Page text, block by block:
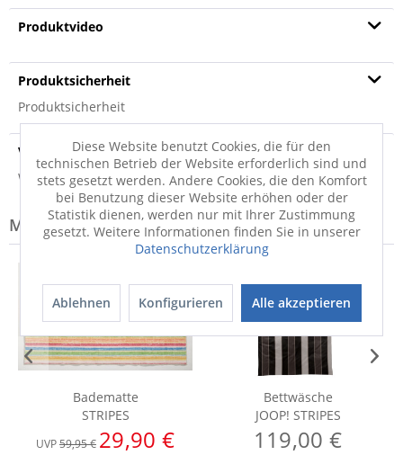
Produktvideo
Produktsicherheit
Produktsicherheit
Versandinfo
Weitere Informationen zum Versand...
Modell-Familie: STRIPES
Badematte
STRIPES
UVP59,95 € 29,90 €
Bettwäsche
JOOP! STRIPES
119,00 €
Diese Website benutzt Cookies, die für den
technischen Betrieb der Website erforderlich sind und
stets gesetzt werden. Andere Cookies, die den Komfort
bei Benutzung dieser Website erhöhen oder der
Statistik dienen, werden nur mit Ihrer Zustimmung
gesetzt. Weitere Informationen finden Sie in unserer
Datenschutzerklärung
Ablehnen Konfigurieren Alle akzeptieren